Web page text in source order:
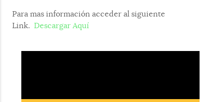
Para mas información acceder al siguiente
Link. Descargar Aquí